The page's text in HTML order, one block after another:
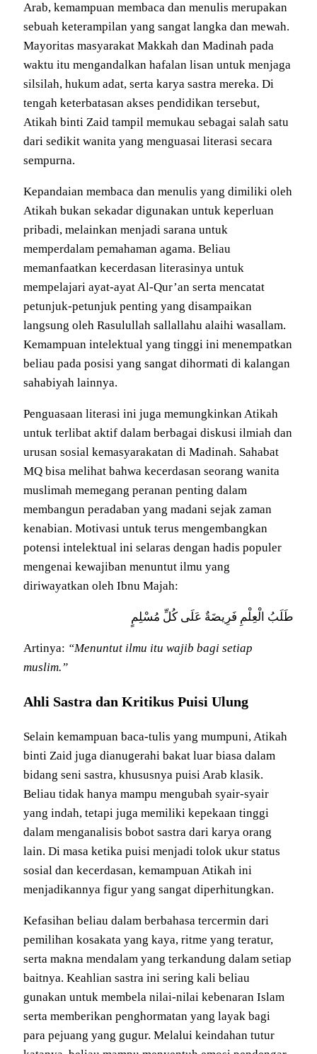
Arab, kemampuan membaca dan menulis merupakan
sebuah keterampilan yang sangat langka dan mewah.
Mayoritas masyarakat Makkah dan Madinah pada
waktu itu mengandalkan hafalan lisan untuk menjaga
silsilah, hukum adat, serta karya sastra mereka. Di
tengah keterbatasan akses pendidikan tersebut,
Atikah binti Zaid tampil memukau sebagai salah satu
dari sedikit wanita yang menguasai literasi secara
sempurna.
Kepandaian membaca dan menulis yang dimiliki oleh
Atikah bukan sekadar digunakan untuk keperluan
pribadi, melainkan menjadi sarana untuk
memperdalam pemahaman agama. Beliau
memanfaatkan kecerdasan literasinya untuk
mempelajari ayat-ayat Al-Qur’an serta mencatat
petunjuk-petunjuk penting yang disampaikan
langsung oleh Rasulullah sallallahu alaihi wasallam.
Kemampuan intelektual yang tinggi ini menempatkan
beliau pada posisi yang sangat dihormati di kalangan
sahabiyah lainnya.
Penguasaan literasi ini juga memungkinkan Atikah
untuk terlibat aktif dalam berbagai diskusi ilmiah dan
urusan sosial kemasyarakatan di Madinah. Sahabat
MQ bisa melihat bahwa kecerdasan seorang wanita
muslimah memegang peranan penting dalam
membangun peradaban yang madani sejak zaman
kenabian. Motivasi untuk terus mengembangkan
potensi intelektual ini selaras dengan hadis populer
mengenai kewajiban menuntut ilmu yang
diriwayatkan oleh Ibnu Majah:
طَلَبُ الْعِلْمِ فَرِيضَةٌ عَلَى كُلِّ مُسْلِمٍ
Artinya: “Menuntut ilmu itu wajib bagi setiap
muslim.”
Ahli Sastra dan Kritikus Puisi Ulung
Selain kemampuan baca-tulis yang mumpuni, Atikah
binti Zaid juga dianugerahi bakat luar biasa dalam
bidang seni sastra, khususnya puisi Arab klasik.
Beliau tidak hanya mampu mengubah syair-syair
yang indah, tetapi juga memiliki kepekaan tinggi
dalam menganalisis bobot sastra dari karya orang
lain. Di masa ketika puisi menjadi tolok ukur status
sosial dan kecerdasan, kemampuan Atikah ini
menjadikannya figur yang sangat diperhitungkan.
Kefasihan beliau dalam berbahasa tercermin dari
pemilihan kosakata yang kaya, ritme yang teratur,
serta makna mendalam yang terkandung dalam setiap
baitnya. Keahlian sastra ini sering kali beliau
gunakan untuk membela nilai-nilai kebenaran Islam
serta memberikan penghormatan yang layak bagi
para pejuang yang gugur. Melalui keindahan tutur